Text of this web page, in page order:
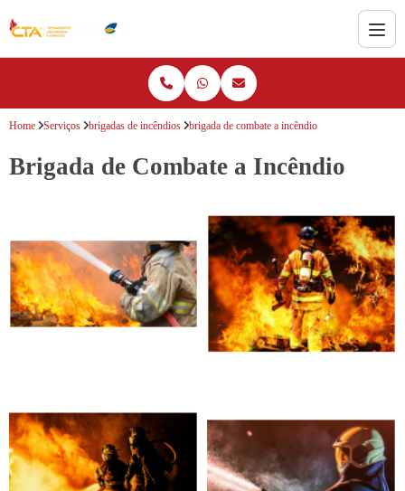
Home Serviços brigadas de incêndios brigada de combate a incêndio
Brigada de Combate a Incêndio